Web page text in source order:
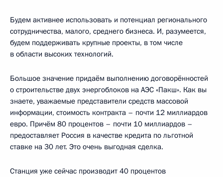
Будем активнее использовать и потенциал регионального
сотрудничества, малого, среднего бизнеса. И, разумеется,
будем поддерживать крупные проекты, в том числе
в области высоких технологий.
Большое значение придаём выполнению договорённостей
о строительстве двух энергоблоков на АЭС «Пакш». Как вы
знаете, уважаемые представители средств массовой
информации, стоимость контракта – почти 12 миллиардов
евро. Причём 80 процентов – почти 10 миллиардов –
предоставляет Россия в качестве кредита по льготной
ставке на 30 лет. Это очень выгодная сделка.
Станция уже сейчас производит 40 процентов